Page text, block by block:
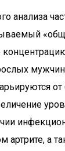
анализа
а